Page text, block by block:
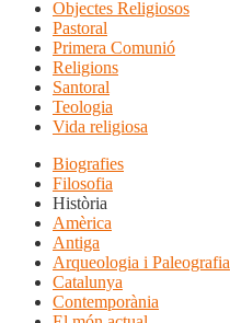
Objectes Religiosos
Pastoral
Primera Comunió
Religions
Santoral
Teologia
Vida religiosa
Biografies
Filosofia
Història
Amèrica
Antiga
Arqueologia i Paleografia
Catalunya
Contemporània